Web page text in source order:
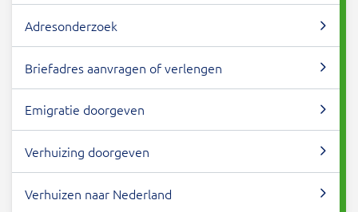
Adresonderzoek
Briefadres aanvragen of verlengen
Emigratie doorgeven
Verhuizing doorgeven
Verhuizen naar Nederland